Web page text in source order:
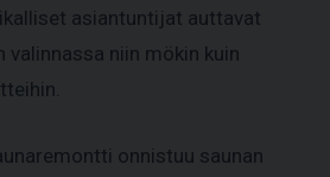
asiantuntijat auttavat
niin mökin kuin
onnistuu saunan